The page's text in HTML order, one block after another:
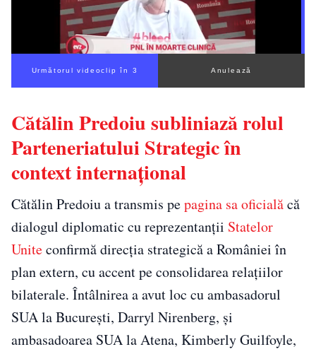
Următorul videoclip în 2 Anulează
Cătălin Predoiu subliniază rolul
Parteneriatului Strategic în
context internațional
Cătălin Predoiu a transmis pepagina sa oficialăcă
dialogul diplomatic cu reprezentanții Statelor
Uniteconfirmă direcția strategică a României în
plan extern, cu accent pe consolidarea relațiilor
bilaterale. Întâlnirea a avut loc cu ambasadorul
SUA la București, Darryl Nirenberg, și
ambasadoarea SUA la Atena, Kimberly Guilfoyle,